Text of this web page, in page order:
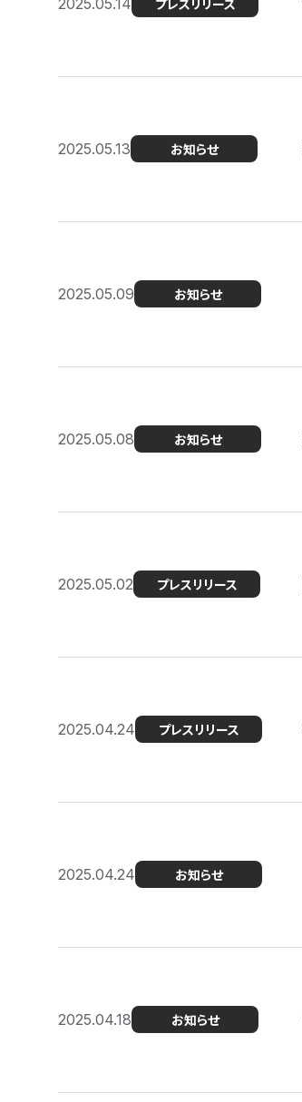
2025.05.14 プレスリリース
2025.05.13 お知らせ
2025.05.09 お知らせ
2025.05.08 お知らせ
2025.05.02 プレスリリース
2025.04.24 プレスリリース
2025.04.24 お知らせ
2025.04.18 お知らせ